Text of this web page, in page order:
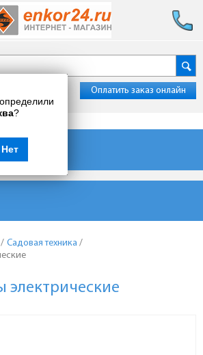
?
Нет
Оплатить заказ онлайн
/ Садовая техника /
электрические